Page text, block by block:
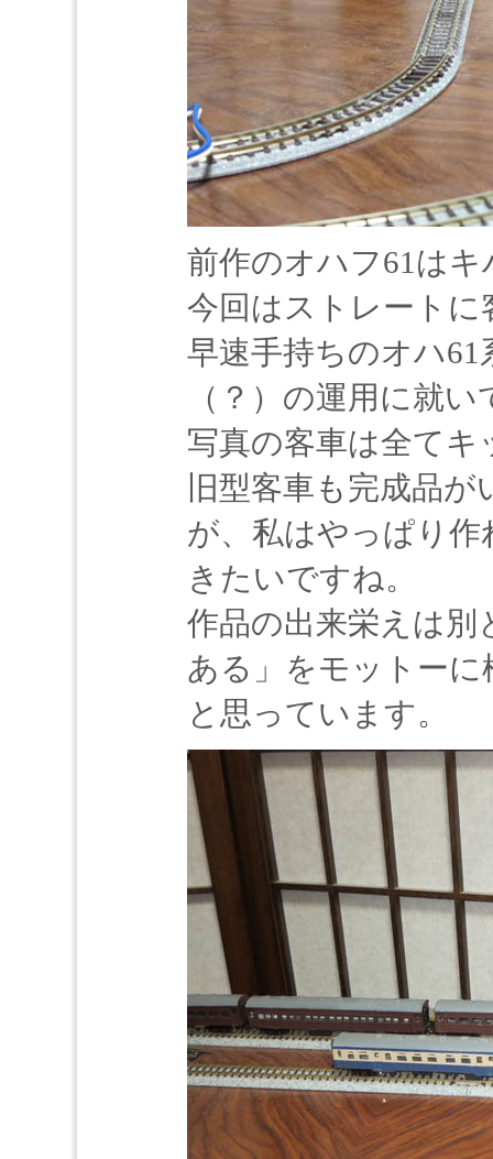
前作のオハフ61は
今回はストレート
早速手持ちのオハ
（？）の運用に就
写真の客車は全て
旧型客車も完成品
が、私はやっぱり
きたいですね。
作品の出来栄えは別
ある」をモットー
と思っています。